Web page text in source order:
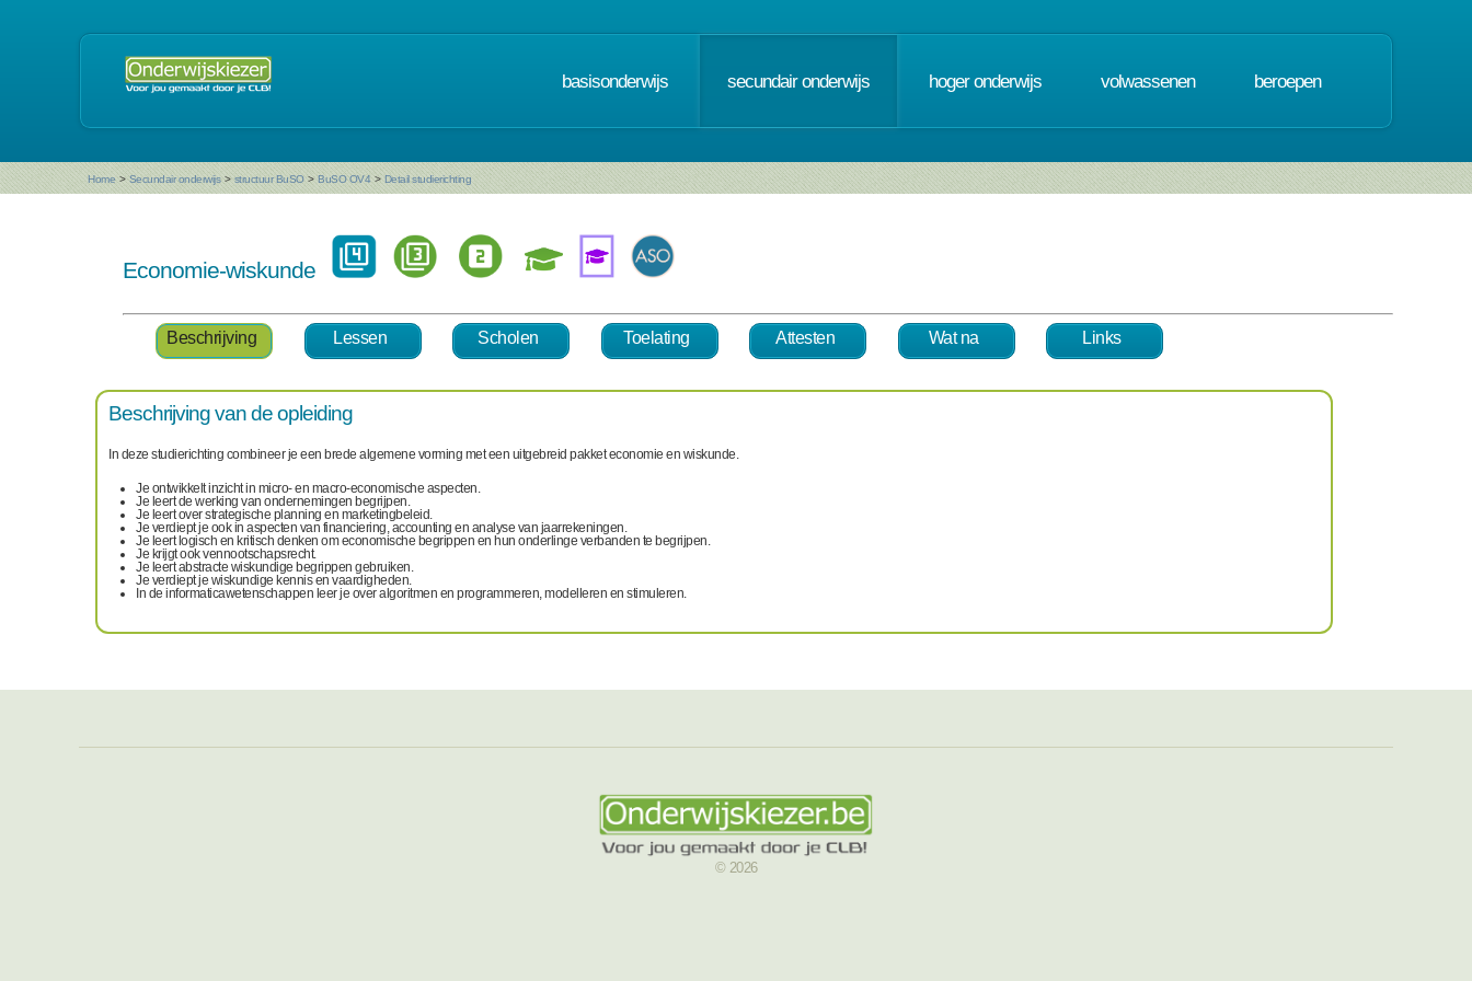
basisonderwijs secundair onderwijs hoger onderwijs volwassenen beroepen
Home > Secundair onderwijs > structuur BuSO > BuSO OV4 > Detail studierichting
Economie-wiskunde
Beschrijving Lessen Scholen Toelating Attesten Wat na Links
Beschrijving van de opleiding
In deze studierichting combineer je een brede algemene vorming met een uitgebreid pakket economie en wiskunde.
Je ontwikkelt inzicht in micro- en macro-economische aspecten.
Je leert de werking van ondernemingen begrijpen.
Je leert over strategische planning en marketingbeleid.
Je verdiept je ook in aspecten van financiering, accounting en analyse van jaarrekeningen.
Je leert logisch en kritisch denken om economische begrippen en hun onderlinge verbanden te begrijpen.
Je krijgt ook vennootschapsrecht.
Je leert abstracte wiskundige begrippen gebruiken.
Je verdiept je wiskundige kennis en vaardigheden.
In de informaticawetenschappen leer je over algoritmen en programmeren, modelleren en stimuleren.
© 2026